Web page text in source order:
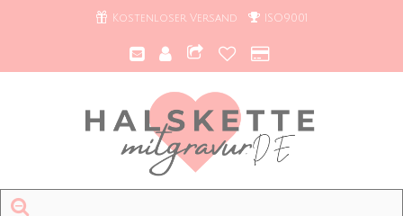
Kostenloser Versand ISO9001